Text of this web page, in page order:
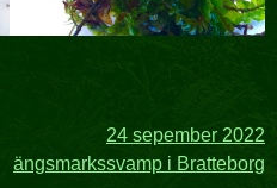
24 sepember 2022
ängsmarkssvamp i Bratteborg